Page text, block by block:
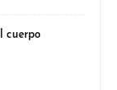
cuerpo